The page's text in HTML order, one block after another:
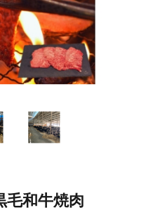
毛和牛焼肉